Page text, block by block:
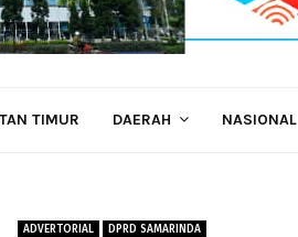
TIMUR DAERAH NASIONAL
ADVERTORIAL DPRD SAMARINDA